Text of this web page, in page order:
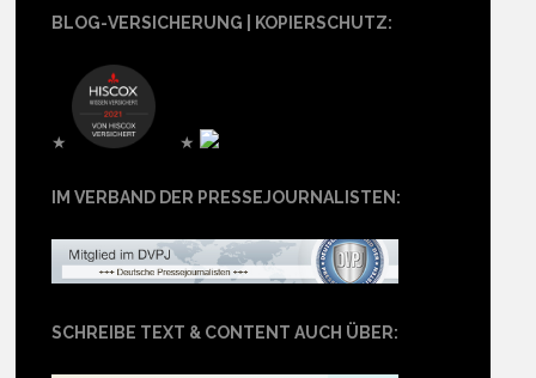
BLOG-VERSICHERUNG | KOPIERSCHUTZ:
★ ★
IM VERBAND DER PRESSEJOURNALISTEN:
SCHREIBE TEXT & CONTENT AUCH ÜBER: